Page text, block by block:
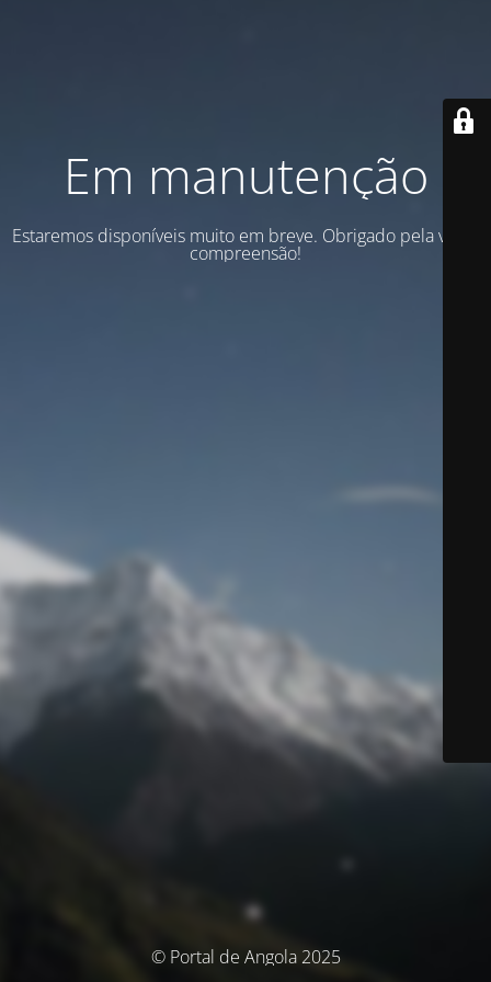
Em manutenção
Estaremos disponíveis muito em breve. Obrigado pela vossa
compreensão!
© Portal de Angola 2025